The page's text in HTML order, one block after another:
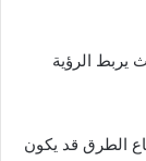
يربط الرؤية
الطرق قد يكون